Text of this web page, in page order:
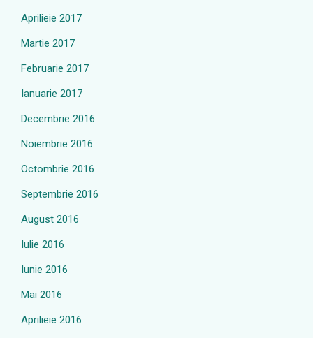
Aprilieie 2017
Martie 2017
Februarie 2017
Ianuarie 2017
Decembrie 2016
Noiembrie 2016
Octombrie 2016
Septembrie 2016
August 2016
Iulie 2016
Iunie 2016
Mai 2016
Aprilieie 2016